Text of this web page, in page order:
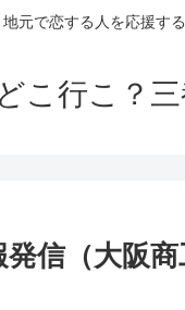
地元で恋する人を応援す
こ行こ？
信（大阪商